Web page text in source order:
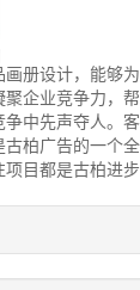
册设计，能够
聚企业竞争力，
争中先声夺人。
柏广告的一个
目都是古柏进步